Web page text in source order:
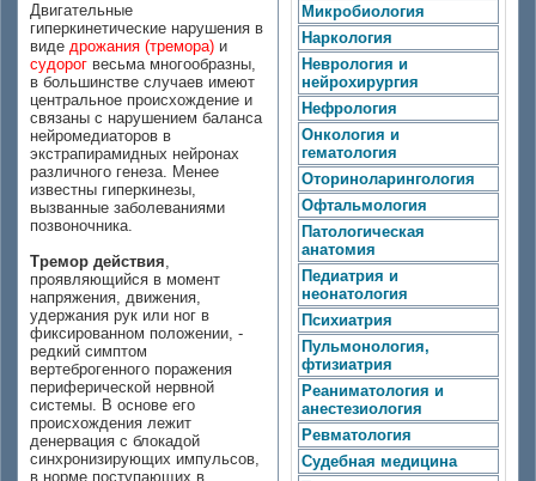
Двигательные
гиперкинетические нарушения в
виде дрожания (тремора) и
судорог весьма многообразны,
в большинстве случаев имеют
центральное происхождение и
связаны с нарушением баланса
нейромедиаторов в
экстрапирамидных нейронах
различного генеза. Менее
известны гиперкинезы,
вызванные заболеваниями
позвоночника.
Тремор действия,
проявляющийся в момент
напряжения, движения,
удержания рук или ног в
фиксированном положении, -
редкий симптом
вертеброгенного поражения
периферической нервной
системы. В основе его
происхождения лежит
денервация с блокадой
синхронизирующих импульсов,
в норме поступающих в
Микробиология
Наркология
Неврология и
нейрохирургия
Нефрология
Онкология и
гематология
Оториноларингология
Офтальмология
Патологическая
анатомия
Педиатрия и
неонатология
Психиатрия
Пульмонология,
фтизиатрия
Реаниматология и
анестезиология
Ревматология
Судебная медицина